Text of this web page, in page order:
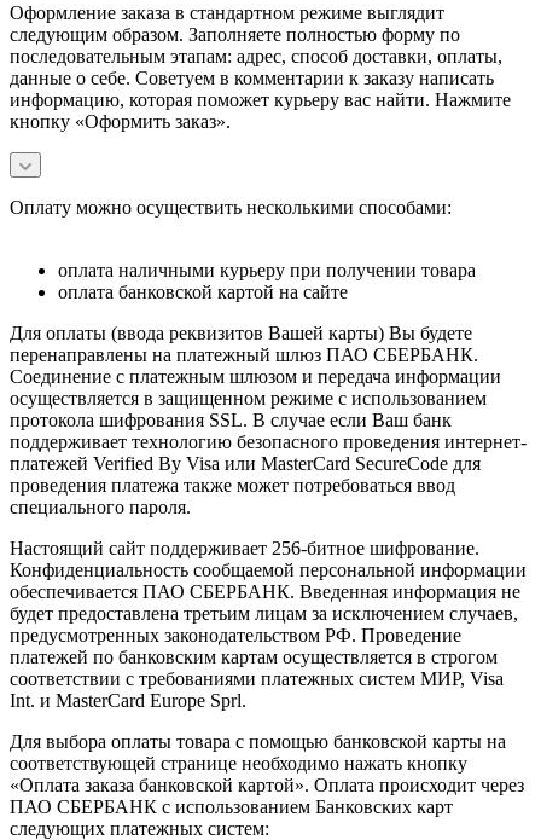
Оформление заказа в стандартном режиме выглядит
следующим образом. Заполняете полностью форму по
последовательным этапам: адрес, способ доставки, оплаты,
данные о себе. Советуем в комментарии к заказу написать
информацию, которая поможет курьеру вас найти. Нажмите
кнопку «Оформить заказ».
Оплату можно осуществить несколькими способами:
оплата наличными курьеру при получении товара
оплата банковской картой на сайте
Для оплаты (ввода реквизитов Вашей карты) Вы будете
перенаправлены на платежный шлюз ПАО СБЕРБАНК.
Соединение с платежным шлюзом и передача информации
осуществляется в защищенном режиме с использованием
протокола шифрования SSL. В случае если Ваш банк
поддерживает технологию безопасного проведения интернет-
платежей Verified By Visa или MasterCard SecureCode для
проведения платежа также может потребоваться ввод
специального пароля.
Настоящий сайт поддерживает 256-битное шифрование.
Конфиденциальность сообщаемой персональной информации
обеспечивается ПАО СБЕРБАНК. Введенная информация не
будет предоставлена третьим лицам за исключением случаев,
предусмотренных законодательством РФ. Проведение
платежей по банковским картам осуществляется в строгом
соответствии с требованиями платежных систем МИР, Visa
Int. и MasterCard Europe Sprl.
Для выбора оплаты товара с помощью банковской карты на
соответствующей странице необходимо нажать кнопку
«Оплата заказа банковской картой». Оплата происходит через
ПАО СБЕРБАНК с использованием Банковских карт
следующих платежных систем: